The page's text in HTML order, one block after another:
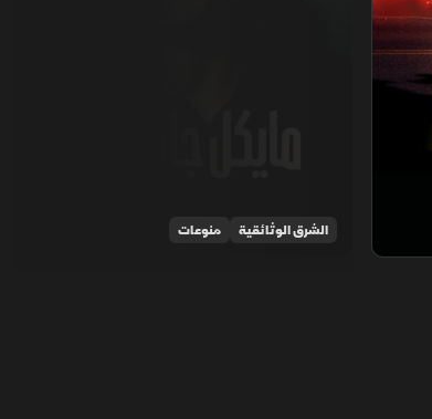
الشرق الوثائقية منوعات